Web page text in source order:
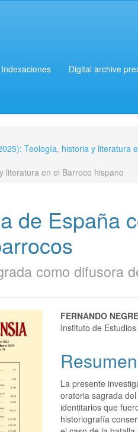
Indexaciones Digital archive
Teología, historia y literatura
literatura en el Barroco hispano
de España
como difusora
FERNANDO
Instituto de
Resumen
La presente
oratoria sagrada
identitarios que
historiografía